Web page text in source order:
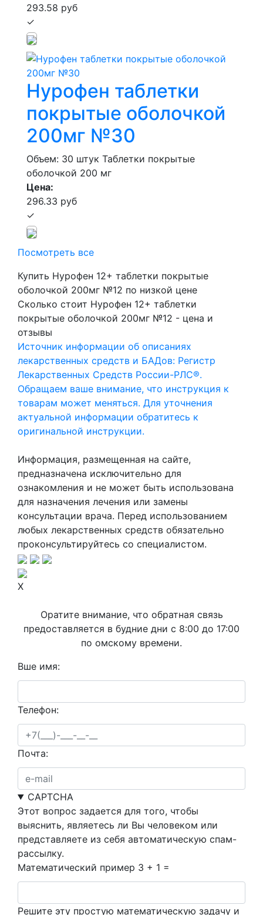
293.58 руб
✓
Нурофен таблетки
покрытые оболочкой
200мг №30
Объем: 30 штук Таблетки покрытые
оболочкой 200 мг
Цена:
296.33 руб
✓
Посмотреть все
Купить Нурофен 12+ таблетки покрытые
оболочкой 200мг №12 по низкой цене
Сколько стоит Нурофен 12+ таблетки
покрытые оболочкой 200мг №12 - цена и
отзывы
Источник информации об описаниях
лекарственных средств и БАДов: Регистр
Лекарственных Средств России-РЛС®.
Обращаем ваше внимание, что инструкция к
товарам может меняться. Для уточнения
актуальной информации обратитесь к
оригинальной инструкции.
Информация, размещенная на сайте,
предназначена исключительно для
ознакомления и не может быть использована
для назначения лечения или замены
консультации врача. Перед использованием
любых лекарственных средств обязательно
проконсультируйтесь со специалистом.
X
Оратите внимание, что обратная связь
предоставляется в будние дни с 8:00 до 17:00
по омскому времени.
Вше имя:
Телефон:
Почта:
CAPTCHA
Этот вопрос задается для того, чтобы
выяснить, являетесь ли Вы человеком или
представляете из себя автоматическую спам-
рассылку.
Математический пример 3 + 1 =
Решите эту простую математическую задачу и